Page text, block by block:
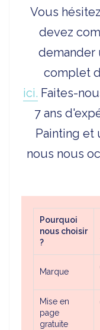
Vous
devez
demander
complet
ici. Faites-
7 ans
Painting et
nous nous
Pourquoi
nous choisir
?
Marque
Mise en
page
gratuite